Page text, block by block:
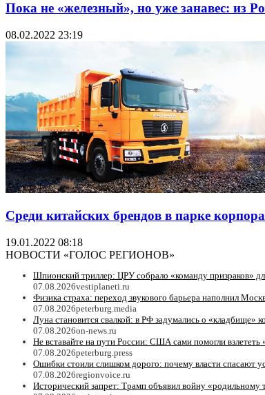
Пока не «железный», но уже занавес: из
08.02.2022 23:19
Среди китайских брендов в парке
19.01.2022 08:18
НОВОСТИ «ГОЛОС РЕГИОНОВ»
Шпионский триллер: ЦРУ собрало «команду призраков»
07.08.2026vestiplaneti.ru
Физика страха: переход звукового барьера наполнил
07.08.2026peterburg.media
Луна становится свалкой: в РФ задумались о «кладбище»
07.08.2026on-news.ru
Не вставайте на пути России: США сами помогли взлететь
07.08.2026peterburg.press
Ошибки стоили слишком дорого: почему власти спасают
07.08.2026regionvoice.ru
Исторический запрет: Трамп объявил войну «родильному